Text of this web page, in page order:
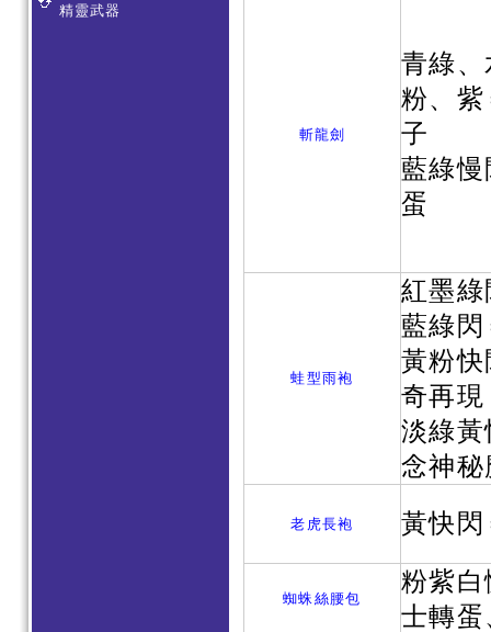
精靈武器
斬龍劍
青綠
粉、
子
藍綠
蛋
蛙型雨袍
紅墨
藍綠
黃粉
奇再現
淡綠
念神
老虎長袍 黃快
蜘蛛絲腰包
粉紫白
士轉